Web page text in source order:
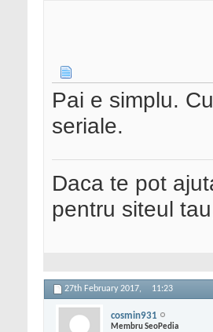
Pai e simplu.
seriale.
Daca te pot
pentru siteul
27th February 2017, 11:23
cosmin931
Membru SeoPedia